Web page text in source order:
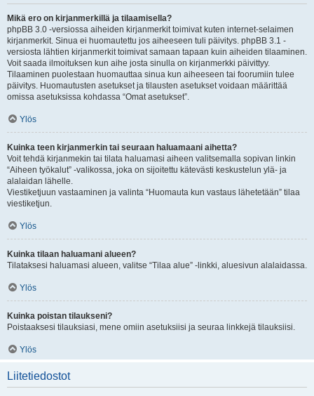
Mikä ero on kirjanmerkillä ja tilaamisella?
phpBB 3.0 -versiossa aiheiden kirjanmerkit toimivat kuten internet-selaimen
kirjanmerkit. Sinua ei huomautettu jos aiheeseen tuli päivitys. phpBB 3.1 -
versiosta lähtien kirjanmerkit toimivat samaan tapaan kuin aiheiden tilaaminen.
Voit saada ilmoituksen kun aihe josta sinulla on kirjanmerkki päivittyy.
Tilaaminen puolestaan huomauttaa sinua kun aiheeseen tai foorumiin tulee
päivitys. Huomautusten asetukset ja tilausten asetukset voidaan määrittää
omissa asetuksissa kohdassa “Omat asetukset”.
Ylös
Kuinka teen kirjanmerkin tai seuraan haluamaani aihetta?
Voit tehdä kirjanmekin tai tilata haluamasi aiheen valitsemalla sopivan linkin
“Aiheen työkalut” -valikossa, joka on sijoitettu kätevästi keskustelun ylä- ja
alalaidan lähelle.
Viestiketjuun vastaaminen ja valinta “Huomauta kun vastaus lähetetään” tilaa
viestiketjun.
Ylös
Kuinka tilaan haluamani alueen?
Tilataksesi haluamasi alueen, valitse “Tilaa alue” -linkki, aluesivun alalaidassa.
Ylös
Kuinka poistan tilaukseni?
Poistaaksesi tilauksiasi, mene omiin asetuksiisi ja seuraa linkkejä tilauksiisi.
Ylös
Liitetiedostot